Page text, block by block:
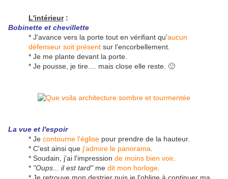
L'intérieur:
Bobinette et chevillette
* J'avance vers la porte tout en vérifiant qu'aucun
défenseur soit présent sur l'encorbellement.
* Je me plante devant la porte.
* Je pousse, je tire.... mais close elle reste. 🙁
La vue et l'espoir
* Je contourne l'église pour prendre de la hauteur.
* C'est ainsi que j'admire le panorama
* Soudain, j'ai l'impression de moins bien voir.
* "Oups... il est tard"me dit mon horloge